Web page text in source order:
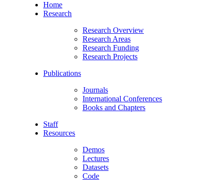
Home
Research
Research Overview
Research Areas
Research Funding
Research Projects
Publications
Journals
International Conferences
Books and Chapters
Staff
Resources
Demos
Lectures
Datasets
Code